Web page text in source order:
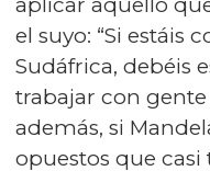
el suyo: “Si estáis
Sudáfrica, debéis
trabajar con gente
además, si
opuestos que